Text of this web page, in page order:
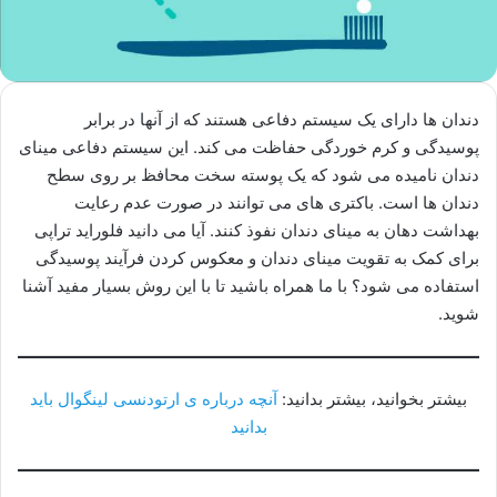
دندان ها دارای یک سیستم دفاعی هستند که از آنها در برابر
پوسیدگی و کرم خوردگی حفاظت می کند. این سیستم دفاعی مینای
دندان نامیده می شود که یک پوسته سخت محافظ بر روی سطح
دندان ها است. باکتری های می توانند در صورت عدم رعایت
بهداشت دهان به مینای دندان نفوذ کنند. آیا می دانید فلوراید تراپی
برای کمک به تقویت مینای دندان و معکوس کردن فرآیند پوسیدگی
استفاده می شود؟ با ما همراه باشید تا با این روش بسیار مفید آشنا
شوید.
بیشتر بخوانید، بیشتر بدانید: آنچه درباره ی ارتودنسی لینگوال باید
بدانید